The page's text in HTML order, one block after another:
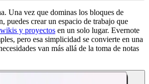
Una vez que dominas los bloques de
puedes crear un espacio de trabajo que
y proyectos en un solo lugar. Evernote
pero esa simplicidad se convierte en una
van más allá de la toma de notas